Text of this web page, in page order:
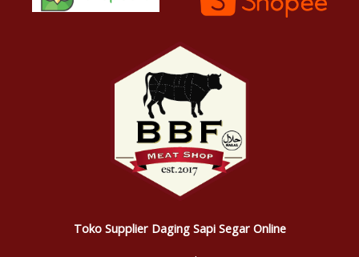
Toko Supplier Daging Sapi Segar Online